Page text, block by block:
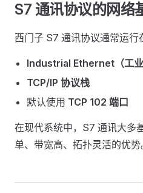
S7 通讯协议的网络
西门子 S7 通讯协议通常运行
Industrial Ethernet（工业
TCP/IP 协议栈
默认使用 TCP 102 端口
在现代系统中，S7 通讯大多
单、带宽高、拓扑灵活的优势